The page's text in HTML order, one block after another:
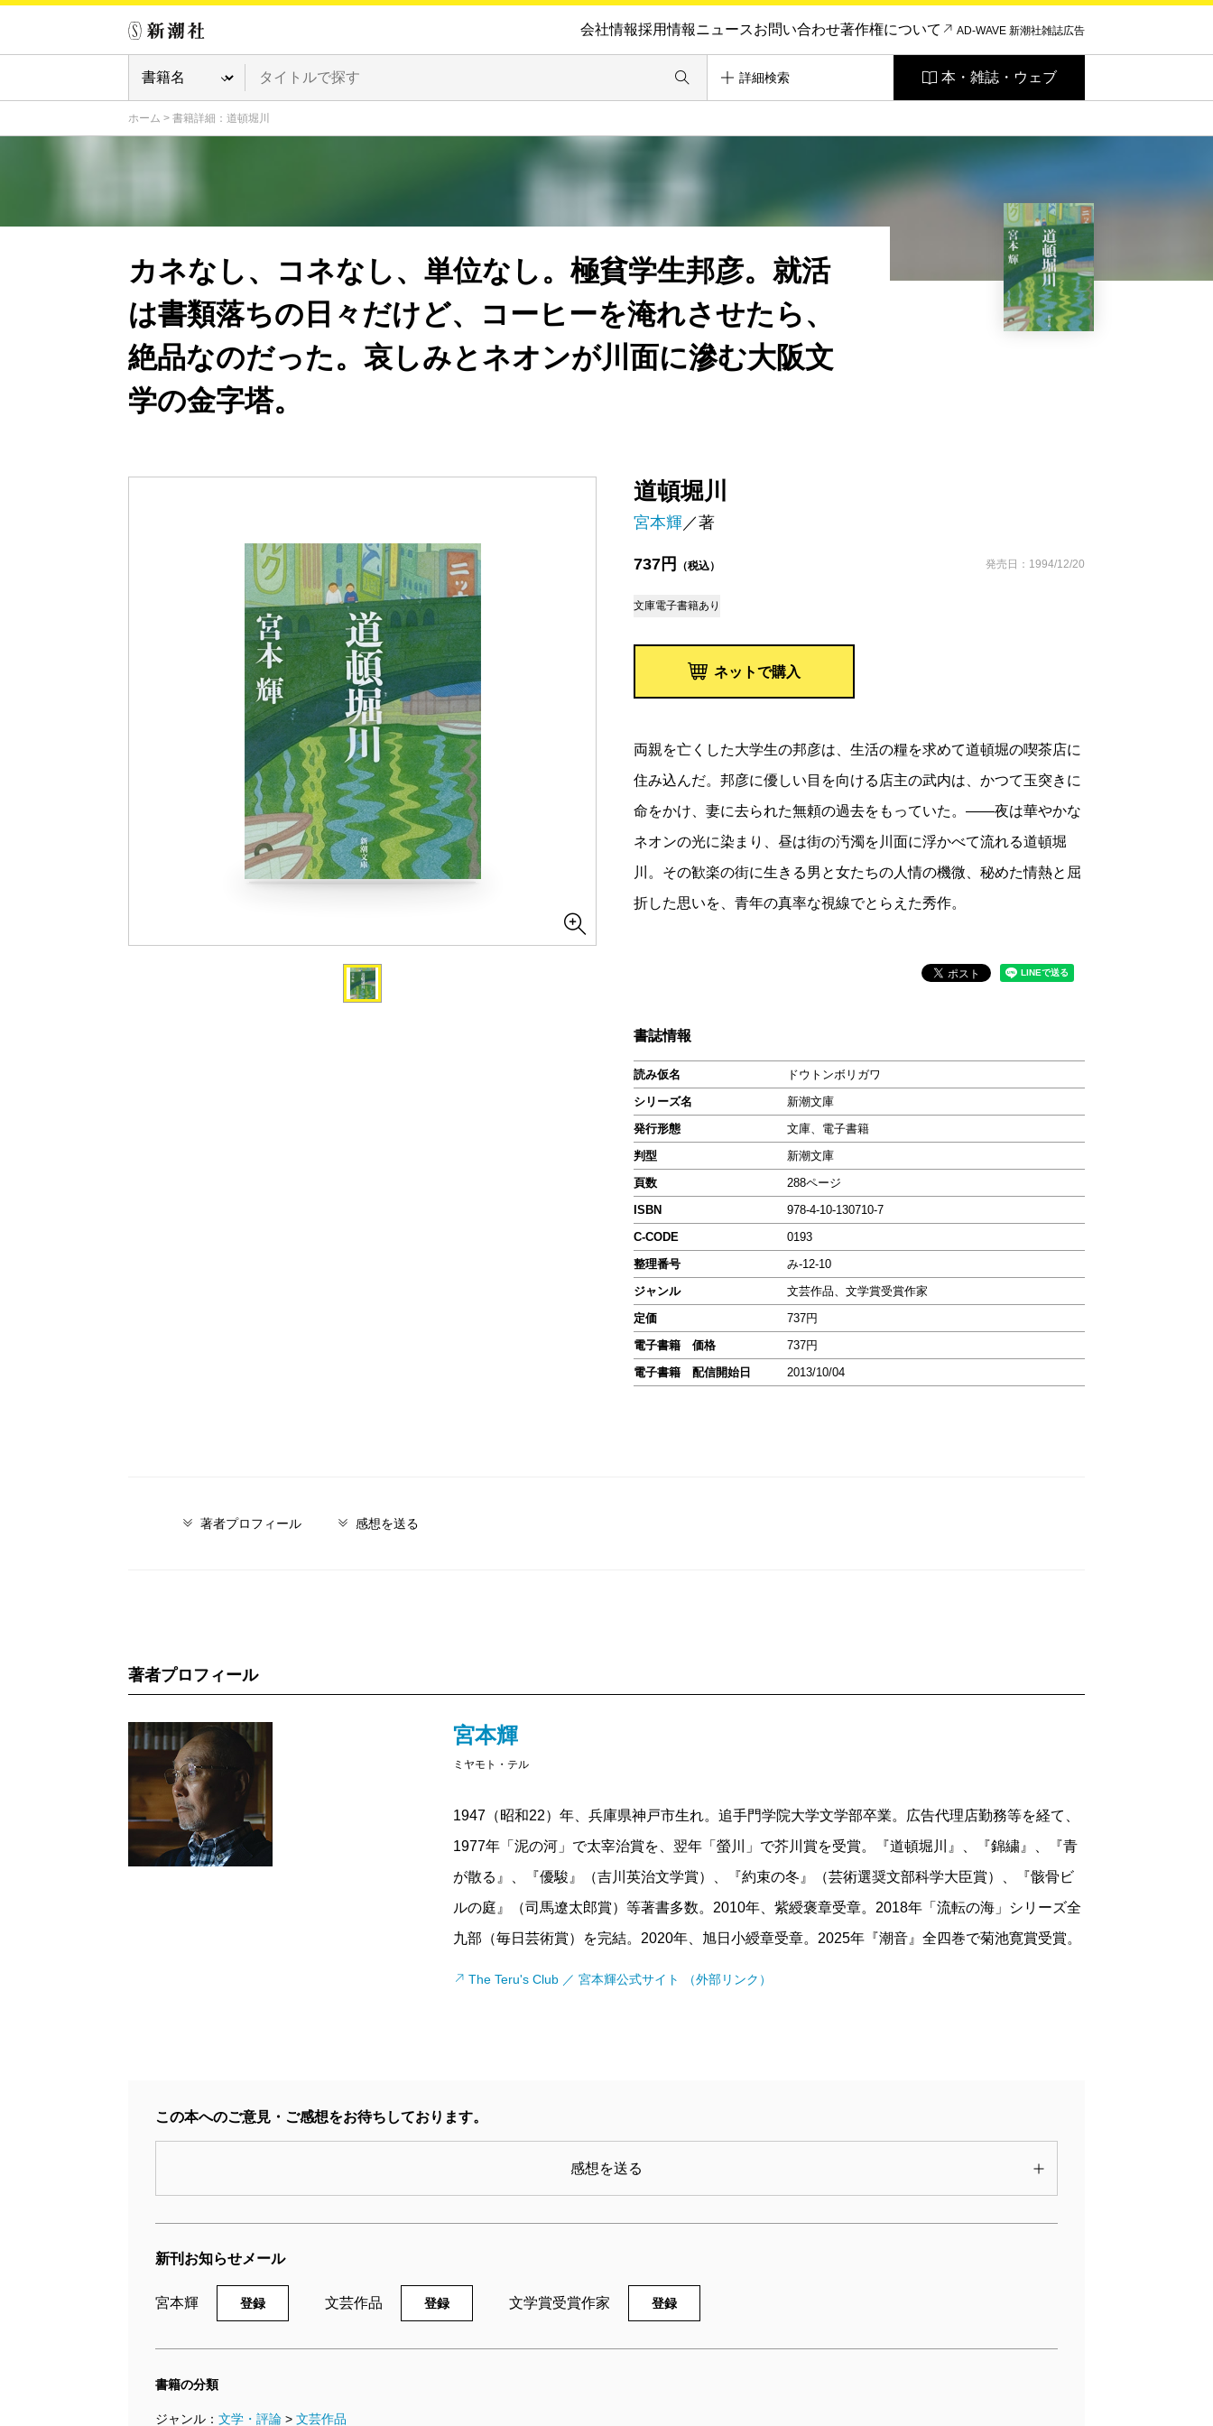
会社情報採用情報ニュースお問い合わせ著作権について AD-WAVE 新潮社雑誌広告
詳細検索 本・雑誌・ウェブ
ホーム > 書籍詳細：道頓堀川
道頓堀川
宮本輝／著
737円 （税込） 発売日：1994/12/20
文庫電子書籍あり
ネットで購入
カネなし、コネなし、単位なし。極貧学生邦彦。就活
は書類落ちの日々だけど、コーヒーを淹れさせたら、
絶品なのだった。哀しみとネオンが川面に滲む大阪文
学の金字塔。
両親を亡くした大学生の邦彦は、生活の糧を求めて道頓堀の喫茶店に
住み込んだ。邦彦に優しい目を向ける店主の武内は、かつて玉突きに
命をかけ、妻に去られた無頼の過去をもっていた。――夜は華やかな
ネオンの光に染まり、昼は街の汚濁を川面に浮かべて流れる道頓堀
川。その歓楽の街に生きる男と女たちの人情の機微、秘めた情熱と屈
折した思いを、青年の真率な視線でとらえた秀作。
書誌情報
読み仮名
ドウトンボリガワ
シリーズ名
新潮文庫
発行形態
文庫、電子書籍
判型
新潮文庫
頁数
288ページ
ISBN
978-4-10-130710-7
C-CODE
0193
整理番号
み-12-10
ジャンル
文芸作品、文学賞受賞作家
定価
737円
電子書籍 価格
737円
電子書籍 配信開始日
2013/10/04
著者プロフィール 感想を送る
著者プロフィール
宮本輝
ミヤモト・テル
1947（昭和22）年、兵庫県神戸市生れ。追手門学院大学文学部卒業。広告代理店勤務等を経て、
1977年「泥の河」で太宰治賞を、翌年「螢川」で芥川賞を受賞。『道頓堀川』、『錦繍』、『青
が散る』、『優駿』（吉川英治文学賞）、『約束の冬』（芸術選奨文部科学大臣賞）、『骸骨ビ
ルの庭』（司馬遼太郎賞）等著書多数。2010年、紫綬褒章受章。2018年「流転の海」シリーズ全
九部（毎日芸術賞）を完結。2020年、旭日小綬章受章。2025年『潮音』全四巻で菊池寛賞受賞。
The Teru's Club ／ 宮本輝公式サイト （外部リンク）
この本へのご意見・ご感想をお待ちしております。
感想を送る
新刊お知らせメール
宮本輝 登録 文芸作品 登録 文学賞受賞作家 登録
書籍の分類
ジャンル： 文学・評論 > 文芸作品